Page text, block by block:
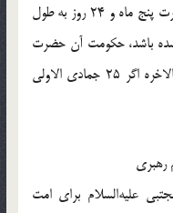
انجام گرفته باشد، خلافت و حاكميت آن حضرت پنج ماه و 24 روز به طول
الآخر واقع شده باشد، حكومت آن حضرت
هفت ماه و چهار روز طول كشيده است. و بالاخره اگر 25 جمادى الاولى
رهبری
علیه‌السلام برای امت